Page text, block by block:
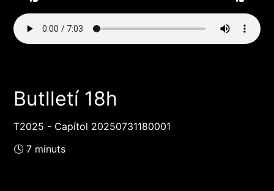
Butlletí 18h
T2025 - Capítol 20250731180001
🕓 7 minuts